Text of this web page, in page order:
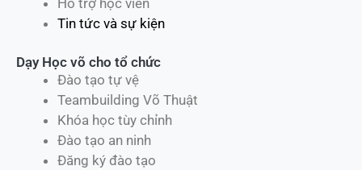
Tin tức và sự kiện
Dạy Học võ cho tổ chức
Đào tạo tự vệ
Teambuilding Võ Thuật
Khóa học tùy chỉnh
Đào tạo an ninh
Đăng ký đào tạo